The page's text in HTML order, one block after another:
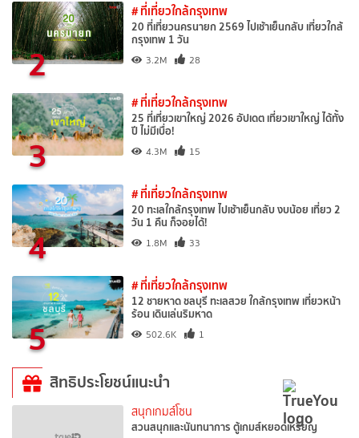
2
# ที่เที่ยวใกล้กรุงเทพ
20 ที่เที่ยวนครนายก 2569 ไปเช้าเย็นกลับ เที่ยวใกล้
กรุงเทพ 1 วัน
3.2M 28
3
# ที่เที่ยวใกล้กรุงเทพ
25 ที่เที่ยวเขาใหญ่ 2026 อัปเดต เที่ยวเขาใหญ่ ได้ทั้ง
ปี ไม่มีเบื่อ!
4.3M 15
4
# ที่เที่ยวใกล้กรุงเทพ
20 ทะเลใกล้กรุงเทพ ไปเช้าเย็นกลับ งบน้อย เที่ยว 2
วัน 1 คืน ก็จอยได้!
1.8M 33
5
# ที่เที่ยวใกล้กรุงเทพ
12 ชายหาด ชลบุรี ทะเลสวย ใกล้กรุงเทพ เที่ยวหน้า
ร้อน เดินเล่นริมหาด
502.6K 1
สิทธิประโยชน์แนะนำ
สนุกเกมส์โซน
สวนสนุกและนันทนาการ ตู้เกมส์หยอดเหรียญ